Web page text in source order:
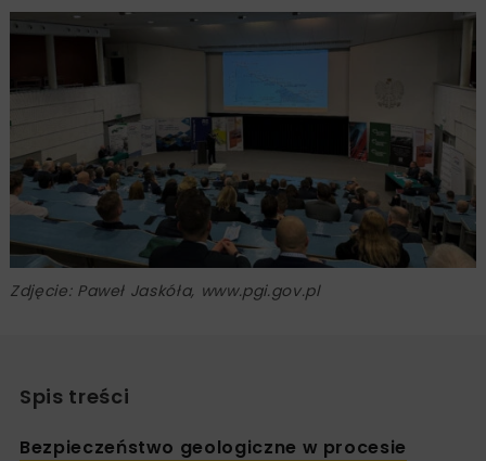
Zdjęcie: Paweł Jaskóła, www.pgi.gov.pl
Spis treści
Bezpieczeństwo geologiczne w procesie